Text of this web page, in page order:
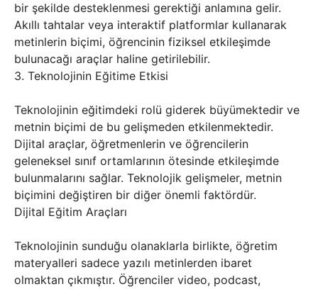
bir şekilde desteklenmesi gerektiği anlamına gelir.
Akıllı tahtalar veya interaktif platformlar kullanarak
metinlerin biçimi, öğrencinin fiziksel etkileşimde
bulunacağı araçlar haline getirilebilir.
3. Teknolojinin Eğitime Etkisi
Teknolojinin eğitimdeki rolü giderek büyümektedir ve
metnin biçimi de bu gelişmeden etkilenmektedir.
Dijital araçlar, öğretmenlerin ve öğrencilerin
geleneksel sınıf ortamlarının ötesinde etkileşimde
bulunmalarını sağlar. Teknolojik gelişmeler, metnin
biçimini değiştiren bir diğer önemli faktördür.
Dijital Eğitim Araçları
Teknolojinin sunduğu olanaklarla birlikte, öğretim
materyalleri sadece yazılı metinlerden ibaret
olmaktan çıkmıştır. Öğrenciler video, podcast,